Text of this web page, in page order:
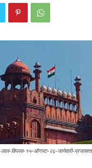
किल्ला-१५-ऑगस्ट-२६-जानेवारी-